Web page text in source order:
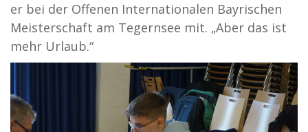
er bei der Offenen Internationalen Bayrischen
Meisterschaft am Tegernsee mit. „Aber das ist
mehr Urlaub.“